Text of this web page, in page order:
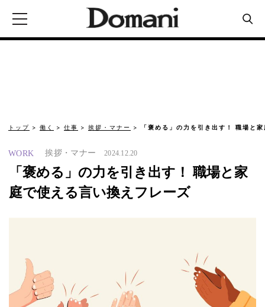
トップ 働く 仕事 挨拶・マナー 「褒める」の力を引き出す！ 職場と
WORK 挨拶・マナー 2024.12.20
「褒める」の力を引き出す！ 職場と家
庭で使える言い換えフレーズ